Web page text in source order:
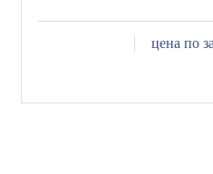
цена по